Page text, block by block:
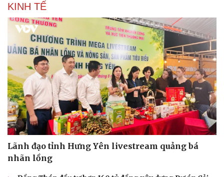
KINH TẾ
Lãnh đạo tỉnh Hưng Yên livestream quảng bá
nhãn lồng